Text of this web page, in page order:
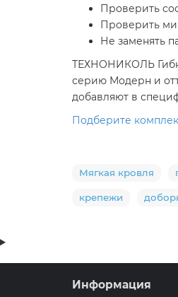
Проверить
Проверить
Не заменять
ТЕХНОНИКОЛЬ
серию Модерн и
добавляют в
Подберите
Мягкая кровля
крепежи
Информация